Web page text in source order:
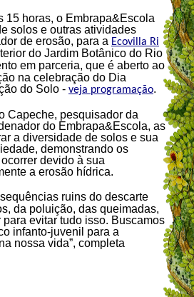
15 horas, o Embrapa&Escola
solos e outras atividades
de erosão, para a Ecovilla Ri
do Jardim Botânico do Rio
em parceria, que é aberto ao
na celebração do Dia
do Solo - veja programação.
Capeche, pesquisador da
do Embrapa&Escola, as
a diversidade de solos e sua
demonstrando os
devido à sua
a erosão hídrica.
ruins do descarte
da poluição, das queimadas,
evitar tudo isso. Buscamos
infanto-juvenil para a
nossa vida”, completa